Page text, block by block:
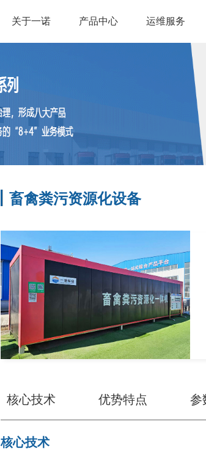
关于一诺 产品中心 运维服务
畜禽粪污资源化设备
核心技术 优势特点 参
核心技术